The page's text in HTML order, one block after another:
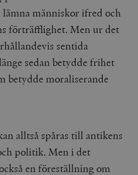
människor ifred och
förträfflighet. Men ur det
sentida
sedan betydde frihet
betydde moraliserande
alltså spåras till antikens
politik. Men i det
en föreställning om